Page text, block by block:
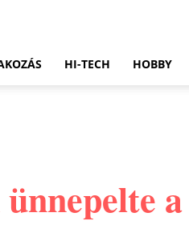
HI-TECH HOBBY